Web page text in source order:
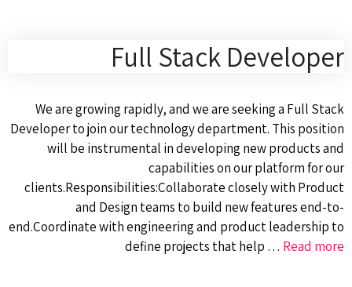
Full Stack Developer
We are growing rapidly, and we are seeking a Full Stack
Developer to join our technology department. This position
will be instrumental in developing new products and
capabilities on our platform for our
clients.Responsibilities:Collaborate closely with Product
and Design teams to build new features end-to-
end.Coordinate with engineering and product leadership to
define projects that help … Read more